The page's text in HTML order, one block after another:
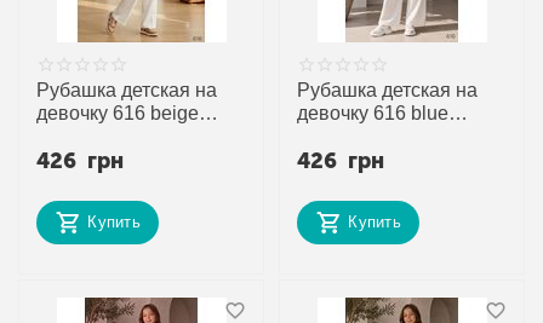
Рубашка детская на
девочку 616 beige
недорого оптом от
426 грн
Купить
Рубашка детская на
девочку 616 blue
недорого оптом от
426 грн
Купить